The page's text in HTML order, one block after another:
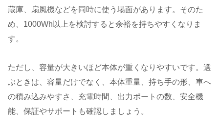
蔵庫、扇風機などを同時に使う場面があります。そのた
め、1000Wh以上を検討すると余裕を持ちやすくなりま
す。
ただし、容量が大きいほど本体が重くなりやすいです。選
ぶときは、容量だけでなく、本体重量、持ち手の形、車へ
の積み込みやすさ、充電時間、出力ポートの数、安全機
能、保証やサポートも確認しましょう。